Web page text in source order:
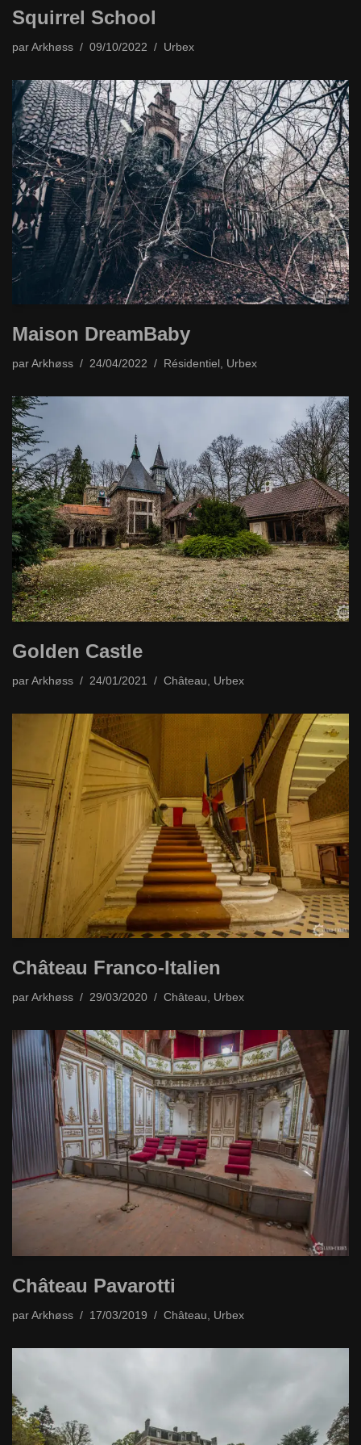
Squirrel School
par Arkhøss 09/10/2022 Urbex
Maison DreamBaby
par Arkhøss 24/04/2022 Résidentiel , Urbex
Golden Castle
par Arkhøss 24/01/2021 Château Urbex
Château Franco-Italien
par Arkhøss 29/03/2020 Château Urbex
Château Pavarotti
par Arkhøss 17/03/2019 Château Urbex